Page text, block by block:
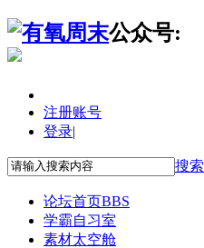
公众号:
注册账号
登录|
搜索
论坛首页BBS
学霸自习室
素材太空舱